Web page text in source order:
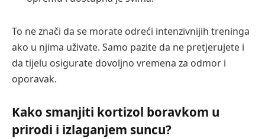
To ne znači da se morate odreći intenzivnijih treninga
ako u njima uživate. Samo pazite da ne pretjerujete i
da tijelu osigurate dovoljno vremena za odmor i
oporavak.
Kako smanjiti kortizol boravkom u
prirodi i izlaganjem suncu?